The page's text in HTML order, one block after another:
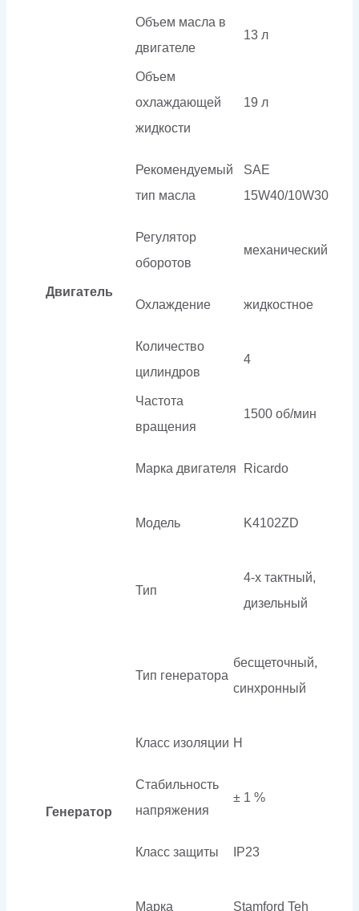
Двигатель
Объем масла в
двигателе
13 л
Объем
охлаждающей
жидкости
19 л
Рекомендуемый
тип масла
SAE
15W40/10W30
Регулятор
оборотов
механический
Охлаждение жидкостное
Количество
цилиндров
4
Частота
вращения
1500 об/мин
Марка двигателя Ricardo
Модель K4102ZD
Тип
4-х тактный,
дизельный
Генератор
Тип генератора
бесщеточный,
синхронный
Класс изоляции H
Стабильность
напряжения
± 1 %
Класс защиты IP23
Марка Stamford Teh